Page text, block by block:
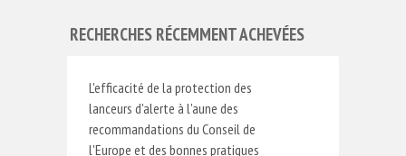
RECHERCHES RÉCEMMENT ACHEVÉES
L'efficacité de la protection des
lanceurs d'alerte à l'aune des
recommandations du Conseil de
l'Europe et des bonnes pratiques